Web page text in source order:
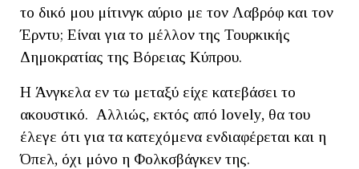
το δικό μου μίτινγκ αύριο με τον Λαβρόφ και τον
Έρντυ; Είναι για το μέλλον της Τουρκικής
Δημοκρατίας της Βόρειας Κύπρου.
Η Άνγκελα εν τω μεταξύ είχε κατεβάσει το
ακουστικό. Αλλιώς, εκτός από lovely, θα του
έλεγε ότι για τα κατεχόμενα ενδιαφέρεται και η
Όπελ, όχι μόνο η Φολκσβάγκεν της.